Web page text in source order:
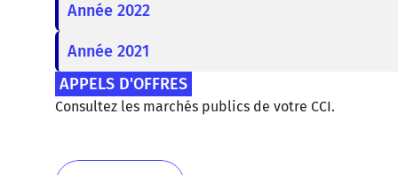
Année 2022
Année 2021
APPELS D'OFFRES
Consultez les marchés publics de votre CCI.